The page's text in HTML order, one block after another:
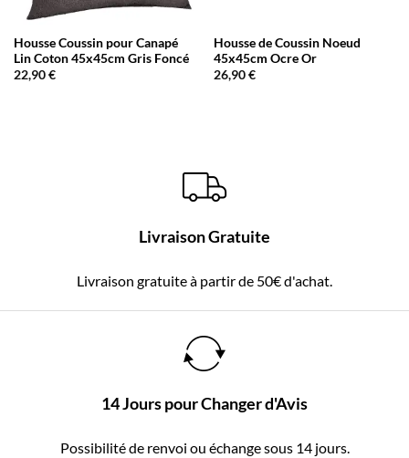
Housse Coussin pour Canapé
Lin Coton 45x45cm Gris Foncé
22,90€
Housse de Coussin Noeud
45x45cm Ocre Or
26,90€
Livraison Gratuite
Livraison gratuite à partir de 50€ d'achat.
14 Jours pour Changer d'Avis
Possibilité de renvoi ou échange sous 14 jours.